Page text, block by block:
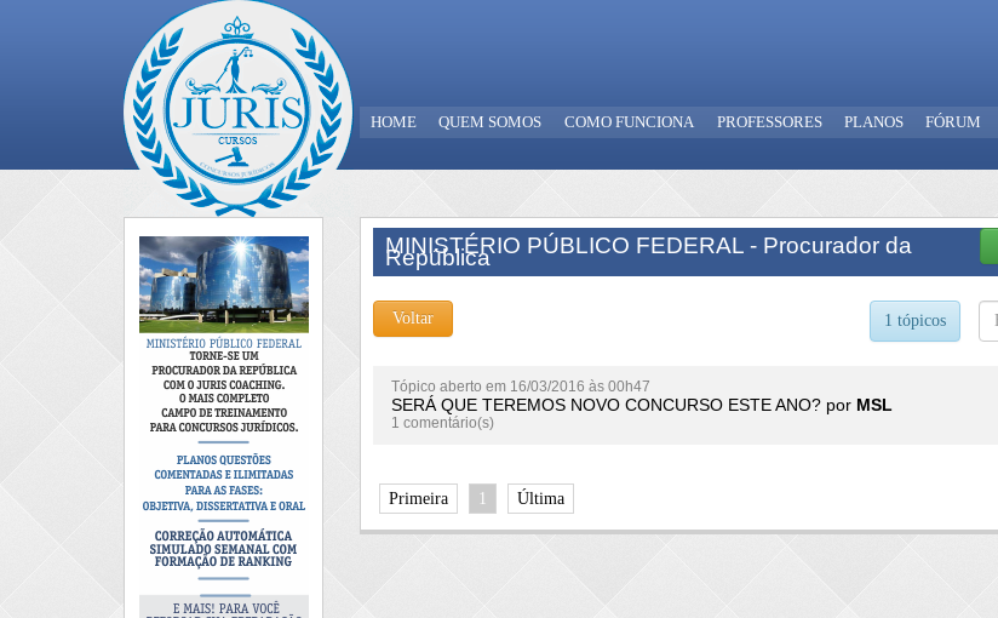
HOME QUEM SOMOS COMO FUNCIONA PROFESSORES PLANOS FÓRUM
MINISTÉRIO PÚBLICO FEDERAL - Procurador da
República
Voltar 1 tópicos
Tópico aberto em 16/03/2016 às 00h47
SERÁ QUE TEREMOS NOVO CONCURSO ESTE ANO? por MSL
1 comentário(s)
Primeira 1 Última